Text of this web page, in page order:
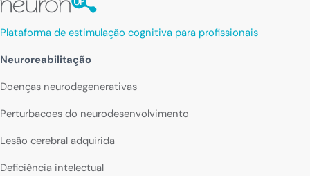
Plataforma de estimulação cognitiva para profissionais
Neuroreabilitação
Doenças neurodegenerativas
Perturbacoes do neurodesenvolvimento
Lesão cerebral adquirida
Deficiência intelectual